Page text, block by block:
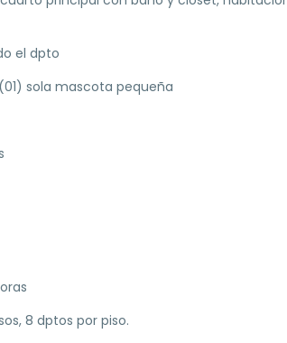
el dpto
sola mascota pequeña
8 dptos por piso.